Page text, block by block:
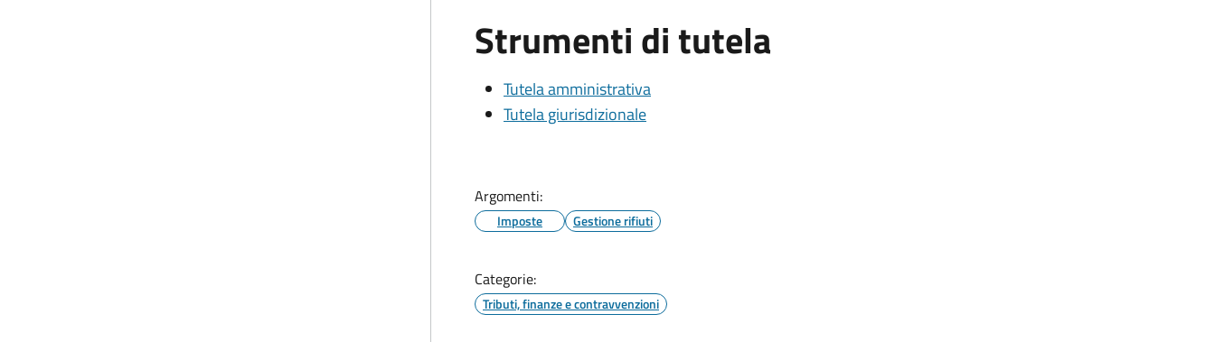
Strumenti di tutela
Tutela amministrativa
Tutela giurisdizionale
Argomenti:
Imposte Gestione rifiuti
Categorie:
Tributi, finanze e contravvenzioni